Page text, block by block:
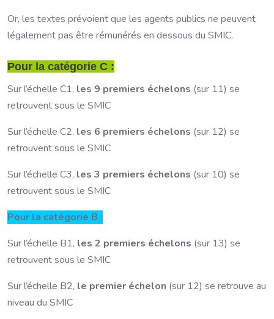
Or, les textes prévoient que les agents publics ne peuvent
légalement pas être rémunérés en dessous du SMIC.
Pour la catégorie C :
Sur l’échelle C1, les 9 premiers échelons (sur 11) se
retrouvent sous le SMIC
Sur l’échelle C2, les 6 premiers échelons (sur 12) se
retrouvent sous le SMIC
Sur l’échelle C3, les 3 premiers échelons (sur 10) se
retrouvent sous le SMIC
Pour la catégorie B :
Sur l’échelle B1, les 2 premiers échelons (sur 13) se
retrouvent sous le SMIC
Sur l’échelle B2, le premier échelon (sur 12) se retrouve au
niveau du SMIC